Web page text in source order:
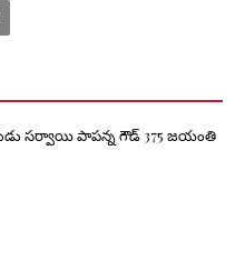
సర్వాయి పాపన్న గౌడ్ 375 జయంతి